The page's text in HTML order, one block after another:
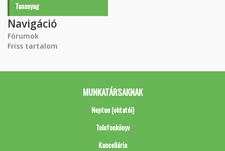
Tananyag
Navigáció
Fórumok
Friss tartalom
MUNKATÁRSAKNAK
Neptun (oktatói)
Telefonkönyv
Kancellária